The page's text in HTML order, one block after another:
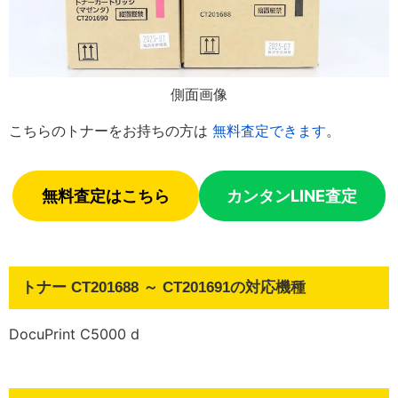
側面画像
こちらのトナーをお持ちの方は 無料査定できます。
無料査定はこちら カンタンLINE査定
トナー CT201688 ～ CT201691の対応機種
DocuPrint C5000 d